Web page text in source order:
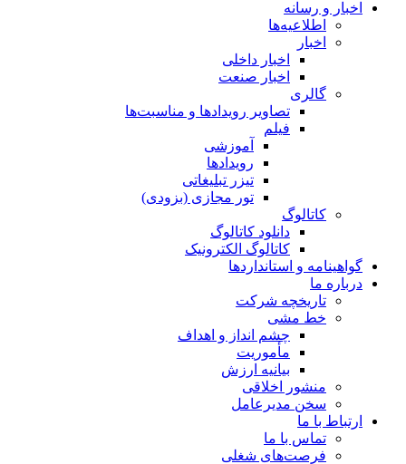
اخبار و رسانه
اطلاعیه‌ها
اخبار
اخبار داخلی
اخبار صنعت
گالری
تصاویر رویدادها و مناسبت‌ها
فیلم
آموزشی
رویدادها
تیزر تبلیغاتی
تور مجازی (بزودی)
کاتالوگ
دانلود کاتالوگ
کاتالوگ الکترونیک
گواهینامه و استانداردها
درباره ما
تاریخچه شرکت
خط مشی
چشم انداز و اهداف
مأموریت
بیانیه ارزش
منشور اخلاقی
سخن مدیرعامل
ارتباط با ما
تماس با ما
فرصت‌های شغلی